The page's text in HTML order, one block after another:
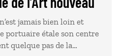
jamais bien loin et
portuaire étale son centre
quelque pas de la…